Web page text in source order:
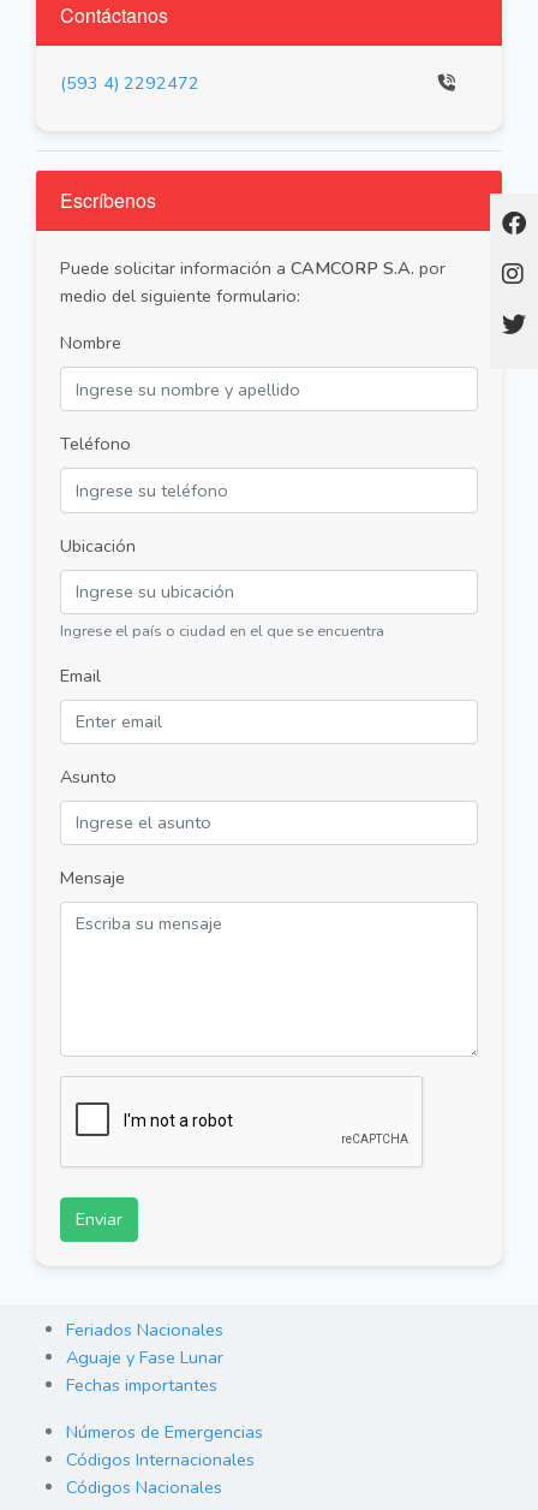
Contáctanos
(593 4) 2292472
Escríbenos
Puede solicitar información a CAMCORP S.A. por
medio del siguiente formulario:
Nombre
Teléfono
Ubicación
Ingrese el país o ciudad en el que se encuentra
Email
Asunto
Mensaje
Enviar
Feriados Nacionales
Aguaje y Fase Lunar
Fechas importantes
Números de Emergencias
Códigos Internacionales
Códigos Nacionales